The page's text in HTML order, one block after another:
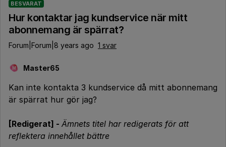
BESVARAT
Hur kontaktar jag kundservice när mitt
abonnemang är spärrat?
Forum|Forum|8 years ago 1 svar
M Master65
Kan inte kontakta 3 kundservice då mitt abonnemang
är spärrat hur gör jag?
[Redigerat] - Ämnets titel har redigerats för att
reflektera innehållet bättre